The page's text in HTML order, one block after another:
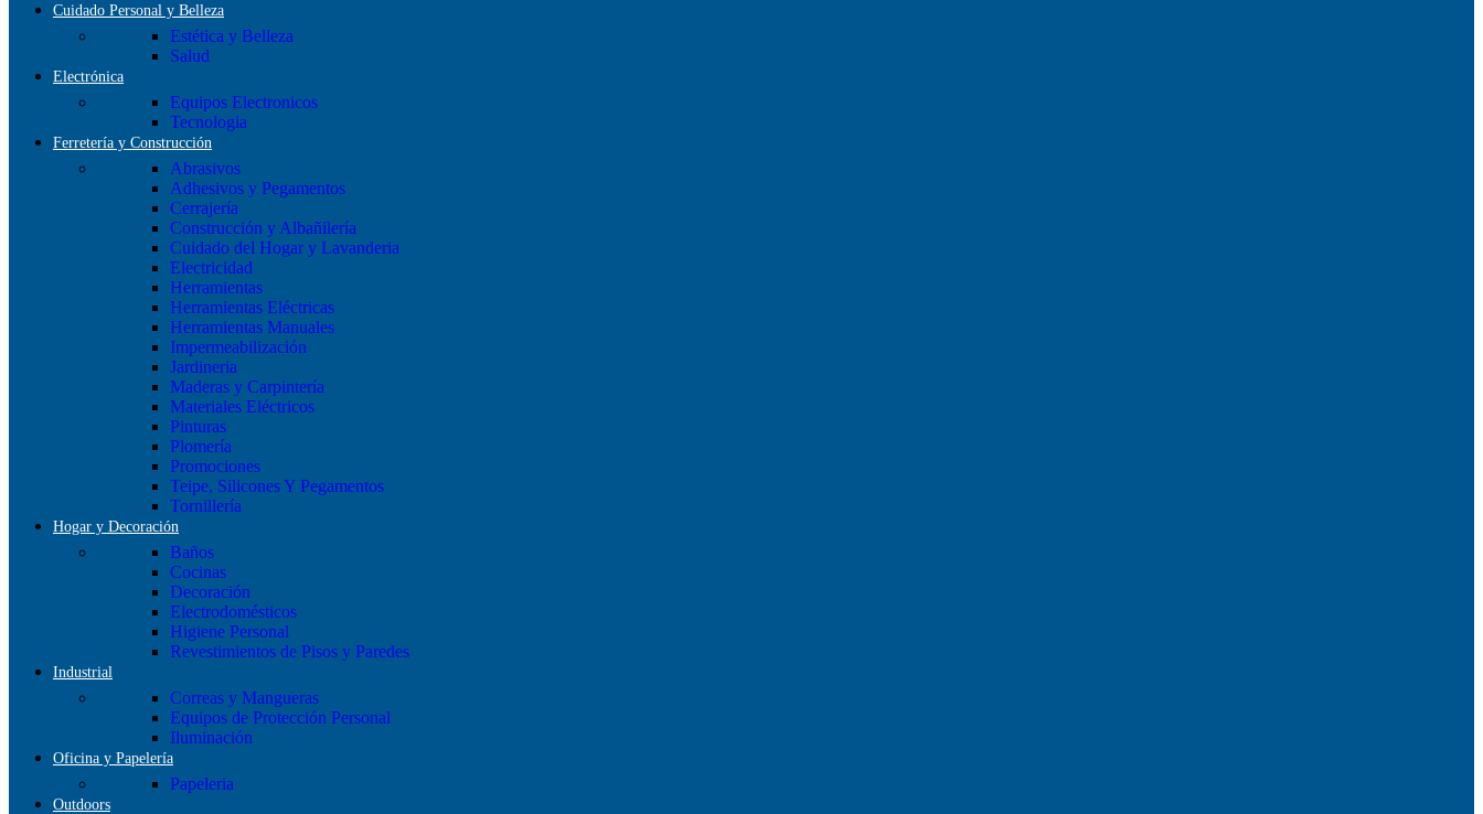
Cuidado Personal y Belleza
Estética y Belleza
Salud
Electrónica
Equipos Electronicos
Tecnologia
Ferretería y Construcción
Abrasivos
Adhesivos y Pegamentos
Cerrajería
Construcción y Albañilería
Cuidado del Hogar y Lavanderia
Electricidad
Herramientas
Herramientas Eléctricas
Herramientas Manuales
Impermeabilización
Jardineria
Maderas y Carpintería
Materiales Eléctricos
Pinturas
Plomería
Promociones
Teipe, Silicones Y Pegamentos
Tornillería
Hogar y Decoración
Baños
Cocinas
Decoración
Electrodomésticos
Higiene Personal
Revestimientos de Pisos y Paredes
Industrial
Correas y Mangueras
Equipos de Protección Personal
Iluminación
Oficina y Papelería
Papeleria
Outdoors